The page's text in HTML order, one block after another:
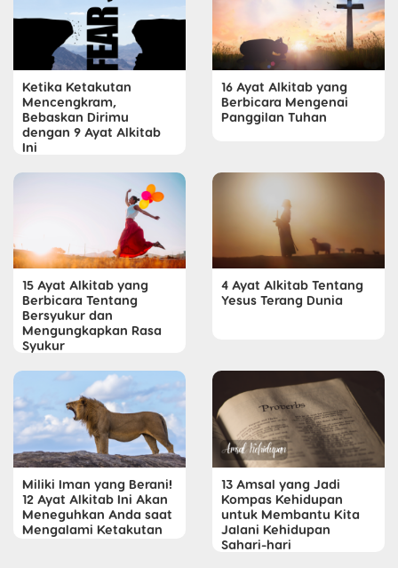
Ketika Ketakutan
Mencengkram,
Bebaskan Dirimu
dengan 9 Ayat Alkitab
Ini
16 Ayat Alkitab yang
Berbicara Mengenai
Panggilan Tuhan
15 Ayat Alkitab yang
Berbicara Tentang
Bersyukur dan
Mengungkapkan Rasa
Syukur
4 Ayat Alkitab Tentang
Yesus Terang Dunia
Miliki Iman yang Berani!
12 Ayat Alkitab Ini Akan
Meneguhkan Anda saat
Mengalami Ketakutan
13 Amsal yang Jadi
Kompas Kehidupan
untuk Membantu Kita
Jalani Kehidupan
Sahari-hari